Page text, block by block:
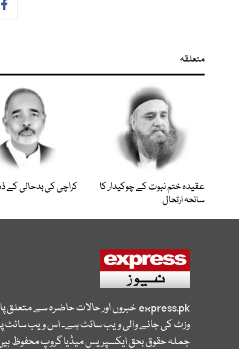
متعلقہ
عقیدہ ختم نبوت کے چوکیدار کا
سانحہ ارتحال
کراچی کی بدحالی کے
express.pkخبروں اور حالات حاضرہ سے
وزٹ کی جانے والی ویب سائٹ ہے۔ اس ویب سائٹ پر
جملہ حقوق بحق ایکسپریس میڈیا گروپ محفوظ